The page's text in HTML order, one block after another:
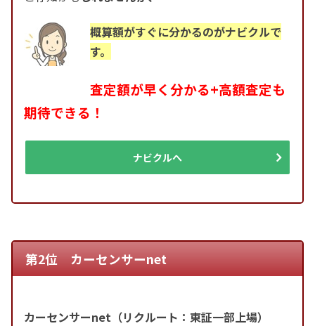
概算額がすぐに分かるのがナビクルで
す。
査定額が早く分かる+高額査定も
期待できる！
ナビクルへ
第2位 カーセンサーnet
カーセンサーnet（リクルート：東証一部上場）